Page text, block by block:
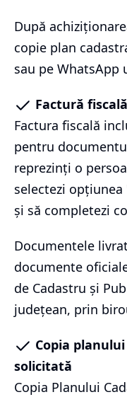
După
copie plan
sau pe WhatsApp
Factură fiscală
Factura fiscală
pentru
reprezinți o
selectezi
și să completezi
Documentele
documente
de Cadastru și
județean, prin
Copia
solicitată
Copia Planului